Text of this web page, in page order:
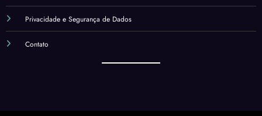
Privacidade e Segurança de Dados
Contato